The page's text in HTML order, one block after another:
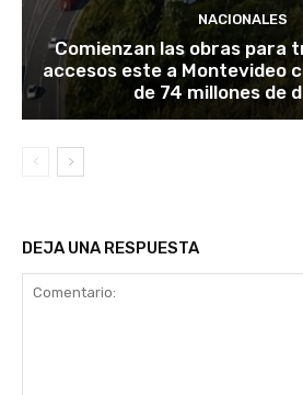
NACIONALES
Comienzan las obras para
accesos este a Montevideo
de 74 millones de
DEJA UNA RESPUESTA